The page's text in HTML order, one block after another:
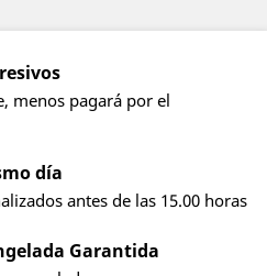
menos pagará por el
día
antes de las 15.00 horas
Garantida